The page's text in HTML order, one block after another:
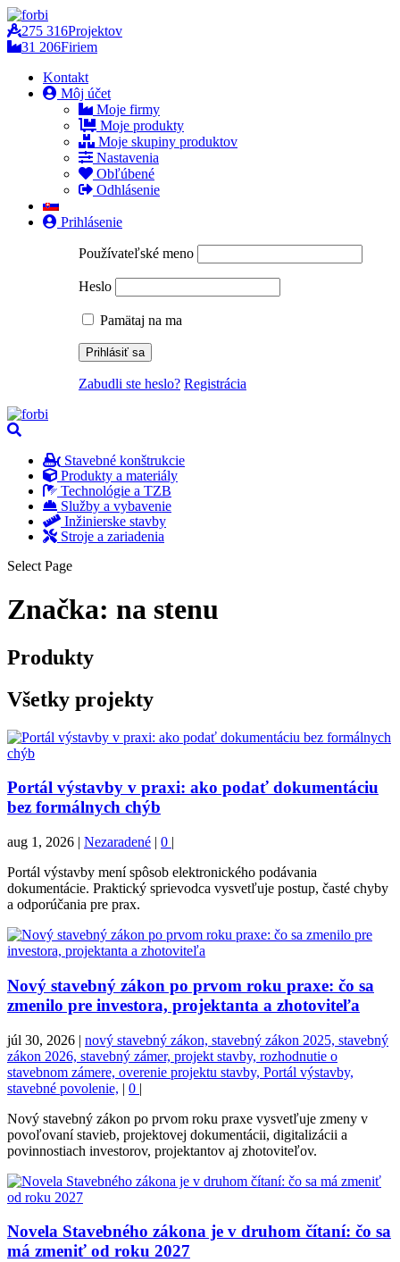
275 316Projektov
31 206Firiem
Kontakt
Môj účet
Moje firmy
Moje produkty
Moje skupiny produktov
Nastavenia
Obľúbené
Odhlásenie
Prihlásenie
Používateľské meno
Heslo
Pamätaj na ma
Zabudli ste heslo? Registrácia
Stavebné konštrukcie
Produkty a materiály
Technológie a TZB
Služby a vybavenie
Inžinierske stavby
Stroje a zariadenia
Select Page
Značka: na stenu
Produkty
Všetky projekty
Portál výstavby v praxi: ako podať dokumentáciu
bez formálnych chýb
aug 1, 2026 | Nezaradené | 0 |
Portál výstavby mení spôsob elektronického podávania
dokumentácie. Praktický sprievodca vysvetľuje postup, časté chyby
a odporúčania pre prax.
Nový stavebný zákon po prvom roku praxe: čo sa
zmenilo pre investora, projektanta a zhotoviteľa
júl 30, 2026 | nový stavebný zákon, stavebný zákon 2025, stavebný
zákon 2026, stavebný zámer, projekt stavby, rozhodnutie o
stavebnom zámere, overenie projektu stavby, Portál výstavby,
stavebné povolenie, | 0 |
Nový stavebný zákon po prvom roku praxe vysvetľuje zmeny v
povoľovaní stavieb, projektovej dokumentácii, digitalizácii a
povinnostiach investorov, projektantov aj zhotoviteľov.
Novela Stavebného zákona je v druhom čítaní: čo sa
má zmeniť od roku 2027